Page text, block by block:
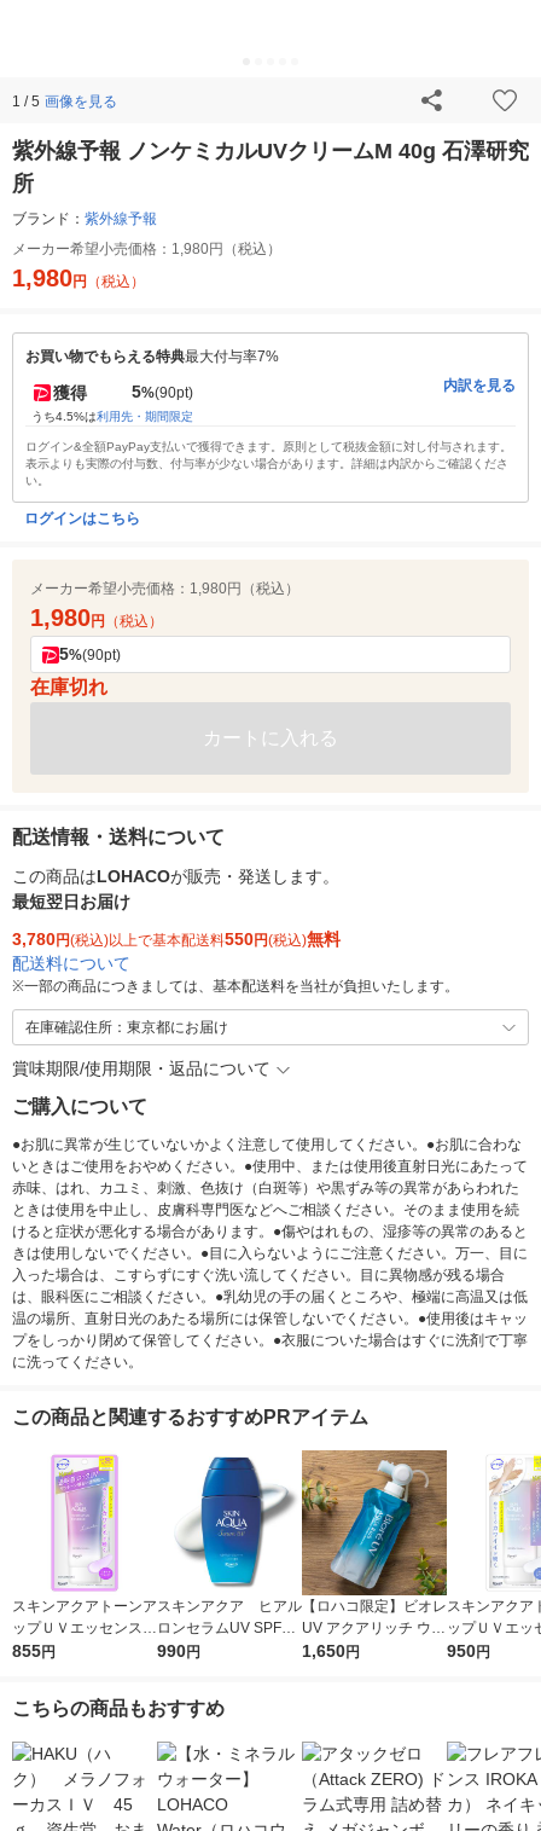
1 / 5 画像を見る
紫外線予報 ノンケミカルUVクリームM 40g 石澤研究
所
ブランド： 紫外線予報
メーカー希望小売価格： 1,980円（税込）
1,980円 （税込）
お買い物でもらえる特典最大付与率7%
獲得 5%(90pt)
うち4.5%は利用先・期間限定
内訳を見る
ログイン&全額PayPay支払いで獲得できます。原則として税抜金額に対し付与されます。
表示よりも実際の付与数、付与率が少ない場合があります。詳細は内訳からご確認くださ
い。
ログインはこちら
メーカー希望小売価格： 1,980円（税込）
1,980円 （税込）
5%(90pt)
在庫切れ
カートに入れる
配送情報・送料について
この商品はLOHACOが販売・発送します。
最短翌日お届け
3,780円(税込)以上で基本配送料550円(税込)無料
配送料について
※一部の商品につきましては、基本配送料を当社が負担いたします。
在庫確認住所：東京都にお届け
賞味期限/使用期限・返品について
ご購入について
●お肌に異常が生じていないかよく注意して使用してください。●お肌に合わな
いときはご使用をおやめください。●使用中、または使用後直射日光にあたって
赤味、はれ、カユミ、刺激、色抜け（白斑等）や黒ずみ等の異常があらわれた
ときは使用を中止し、皮膚科専門医などへご相談ください。そのまま使用を続
けると症状が悪化する場合があります。●傷やはれもの、湿疹等の異常のあると
きは使用しないでください。●目に入らないようにご注意ください。万一、目に
入った場合は、こすらずにすぐ洗い流してください。目に異物感が残る場合
は、眼科医にご相談ください。●乳幼児の手の届くところや、極端に高温又は低
温の場所、直射日光のあたる場所には保管しないでください。●使用後はキャッ
プをしっかり閉めて保管してください。●衣服についた場合はすぐに洗剤で丁寧
に洗ってください。
この商品と関連するおすすめPRアイテム
スキンアクアトーンア
ップＵＶエッセンスラ
ベンダー70gロート製
855円
スキンアクア ヒアル
ロンセラムUV SPF50
+・PA++++ 70g ロー
990円
【ロハコ限定】ビオレ
UV アクアリッチ ウォ
ータリーエッセンス
1,650円
スキンアクア
ップＵＶエッ
ワイト70gロ
950円
こちらの商品もおすすめ